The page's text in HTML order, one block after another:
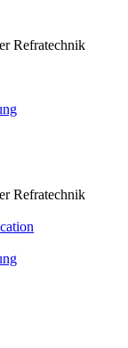
Refratechnik
Refratechnik